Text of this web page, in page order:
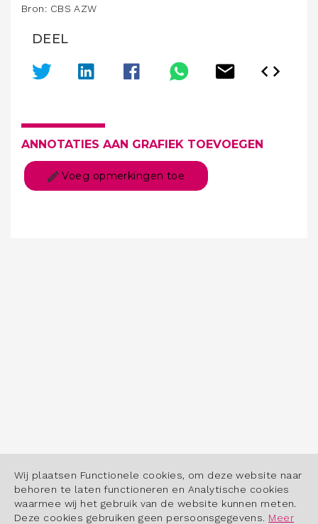
Wij plaatsen Functionele cookies, om deze website naar
behoren te laten functioneren en Analytische cookies
waarmee wij het gebruik van de website kunnen meten.
Deze cookies gebruiken geen persoonsgegevens. Meer
Bron: CBS AZW
DEEL
ANNOTATIES AAN GRAFIEK TOEVOEGEN
Voeg opmerkingen toe